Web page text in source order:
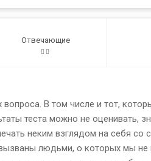
Отвечающие
В том числе и тот,
теста можно не
неким взглядом на себя
людьми, о которых мы